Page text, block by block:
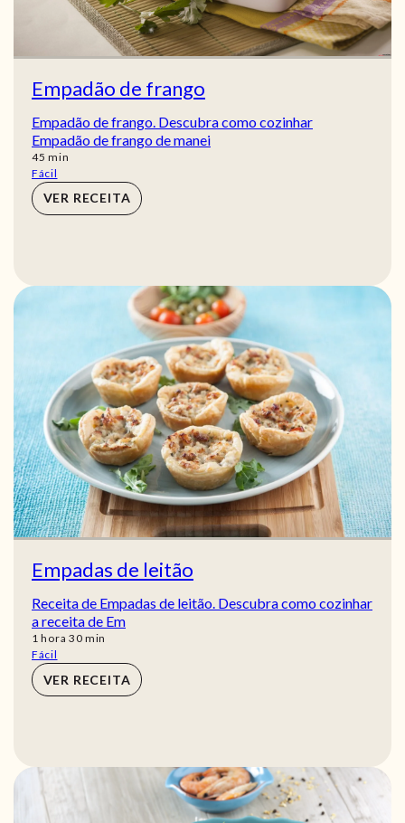
Empadão de frango
Empadão de frango. Descubra como cozinhar
Empadão de frango de manei
45 min
min
Fácil
VER RECEITA
Empadas de leitão
Receita de Empadas de leitão. Descubra como cozinhar
a receita de Em
1 hora
hora 30min
min
Fácil
VER RECEITA